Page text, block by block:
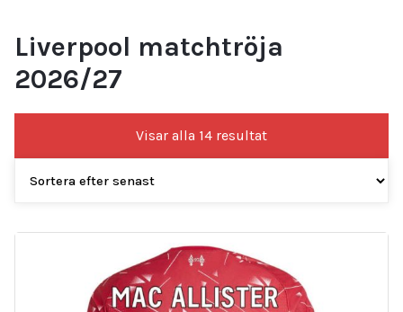
Liverpool matchtröja
2026/27
Visar alla 14 resultatSortera
efter